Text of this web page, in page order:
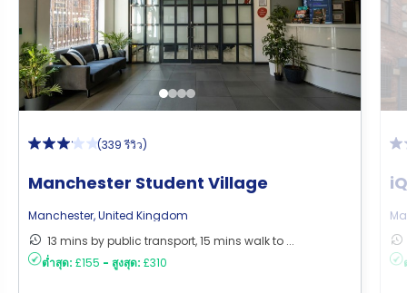
(339 รีวิว)
Manchester Student Village
Manchester,United Kingdom
13 mins by public transport, 15 mins walk to ...
ต่ำสุด: £155 - สูงสุด: £310